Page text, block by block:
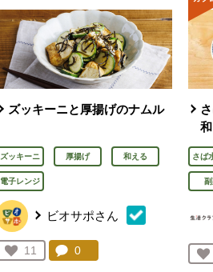
ズッキーニと厚揚げのナムル
ズッキーニ 厚揚げ 和える
電子レンジ
ビオサポさん
お気に入り登録：
11
人が登録
コメント：
0件。コメントを見る。
和
さば